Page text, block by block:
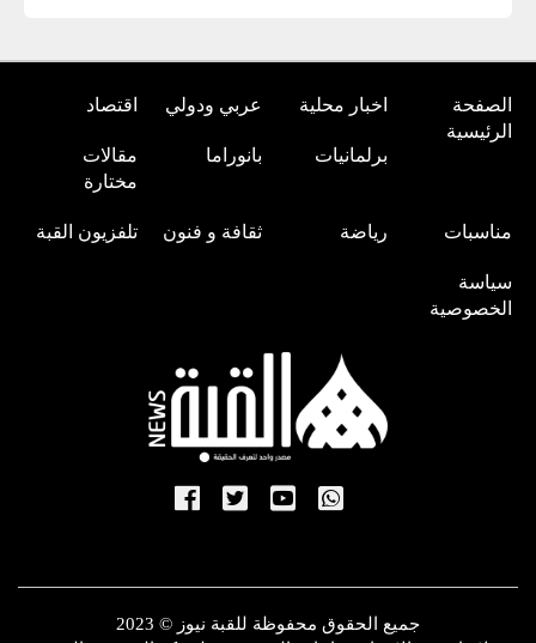
الصفحة
الرئيسية
اخبار محلية عربي ودولي اقتصاد
برلمانيات بانوراما
مقالات
مختارة
مناسبات رياضة ثقافة و فنون تلفزيون القبة
سياسة
الخصوصية
جميع الحقوق محفوظة للقبة نيوز © 2023